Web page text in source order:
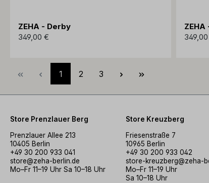
ZEHA - Derby
349,00 €
ZEHA
Seite
1 Seite
2 Seite
3
Store Prenzlauer Berg
Prenzlauer Allee 213
10405 Berlin
+49 30 200 933 041
store@zeha-berlin.de
Mo–Fr 11–19 Uhr Sa 10–18 Uhr
Store Kreuzberg
Friesenstraße 7
10965 Berlin
+49 30 200 933 042
store-kreuzberg@zeha-
Mo–Fr 11–19 Uhr
Sa 10–18 Uhr